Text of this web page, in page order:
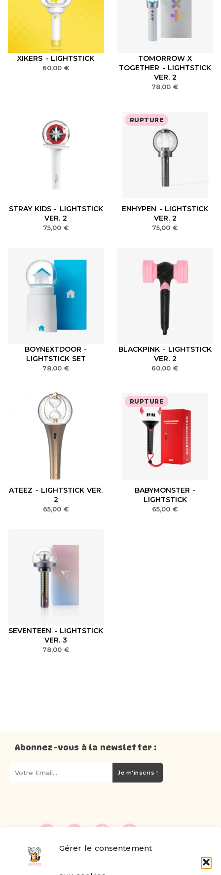
Gérer le consentement
XIKERS - LIGHTSTICK
60,00 €
TOMORROW X
TOGETHER - LIGHTSTICK
VER. 2
78,00€
STRAY KIDS - LIGHTSTICK
VER. 2
75,00 €
RUPTURE
ENHYPEN - LIGHTSTICK
VER. 2
75,00€
BOYNEXTDOOR -
LIGHTSTICK SET
78,00 €
BLACKPINK - LIGHTSTICK
VER. 2
60,00€
ATEEZ - LIGHTSTICK VER.
2
65,00 €
RUPTURE
BABYMONSTER -
LIGHTSTICK
65,00€
SEVENTEEN - LIGHTSTICK
VER. 3
78,00 €
Abonnez-vous à la newsletter :
Je m'inscris !